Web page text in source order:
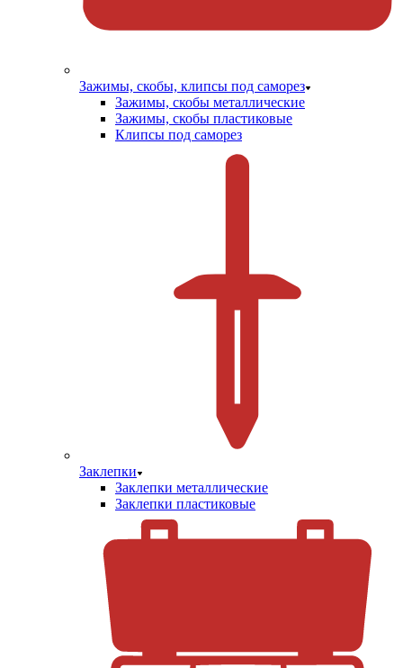
Зажимы, скобы, клипсы под саморез
Зажимы, скобы металлические
Зажимы, скобы пластиковые
Клипсы под саморез
Заклепки
Заклепки металлические
Заклепки пластиковые